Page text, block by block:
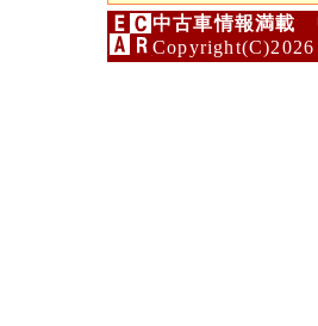
中古車情報満載